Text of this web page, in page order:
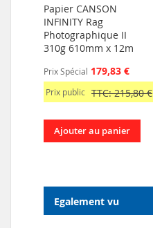
Papier CANSON
INFINITY Rag
Photographique II
310g 610mm x 12m
Prix Spécial 179,83 €
Prix public TTC: 215,80 €
Ajouter au panier
Egalement vu